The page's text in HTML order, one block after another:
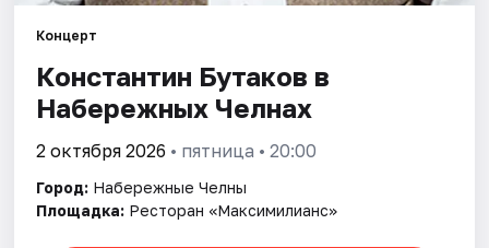
Концерт
Константин Бутаков в
Набережных Челнах
2 октября 2026 • пятница • 20:00
Город: Набережные Челны
Площадка: Ресторан «Максимилианс»